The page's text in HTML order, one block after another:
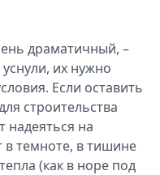
драматичный, –
их нужно
Если оставить
строительства
надеяться на
темноте, в тишине
(как в норе под